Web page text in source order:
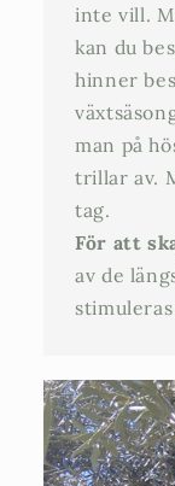
inte vill.
kan du
hinner
man på
trillar av.
tag.
För att
av de